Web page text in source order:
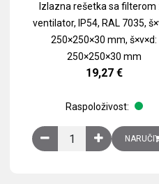
AC, 50/60 Hz, RAL 7035,
Izlazna rešetka sa filterom
ventilator, IP54, RAL 7035,
250×250×30 mm, š×v×d:
250×250×30 mm
19,27 €
Raspoloživost:
Izlazna rešetka saNARUČI